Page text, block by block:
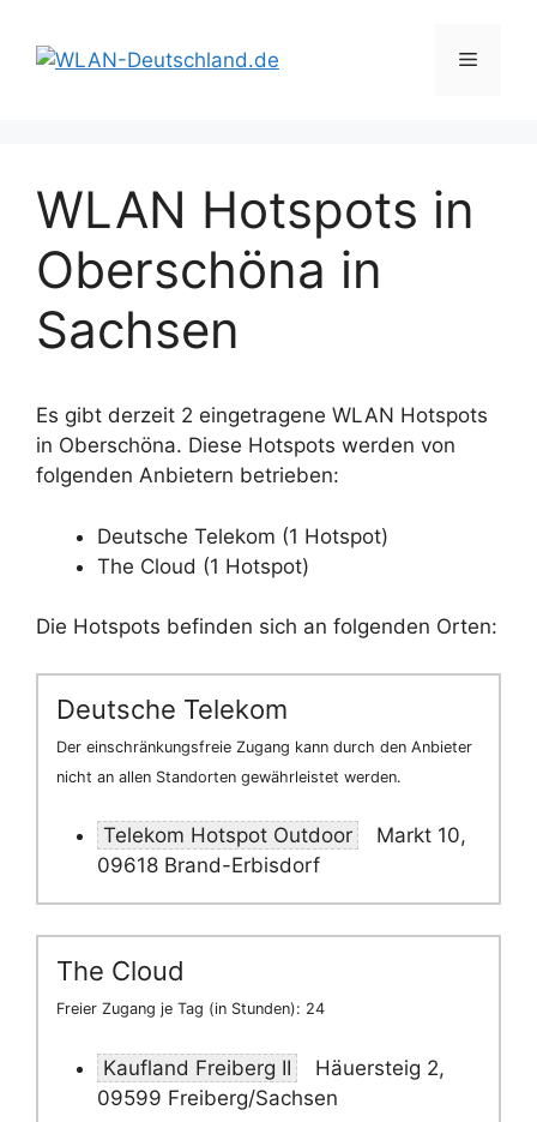
Inhalt
springen
Menü
WLAN Hotspots in
Oberschöna in
Sachsen
Es gibt derzeit 2 eingetragene WLAN Hotspots
in Oberschöna. Diese Hotspots werden von
folgenden Anbietern betrieben:
Deutsche Telekom (1 Hotspot)
The Cloud (1 Hotspot)
Die Hotspots befinden sich an folgenden Orten:
Deutsche Telekom
Der einschränkungsfreie Zugang kann durch den Anbieter
nicht an allen Standorten gewährleistet werden.
Telekom Hotspot Outdoor
Markt 10,
09618 Brand-Erbisdorf
The Cloud
Freier Zugang je Tag (in Stunden): 24
Kaufland Freiberg II
Häuersteig 2,
09599 Freiberg/Sachsen